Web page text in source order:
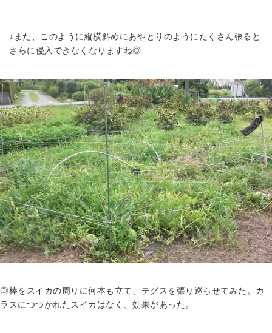
↓また、このように縦横斜めにあやとりのようにたくさん張ると
さらに侵入できなくなりますね◎
◎棒をスイカの周りに何本も立て、テグスを張り巡らせてみた。カ
ラスにつつかれたスイカはなく、効果があった。